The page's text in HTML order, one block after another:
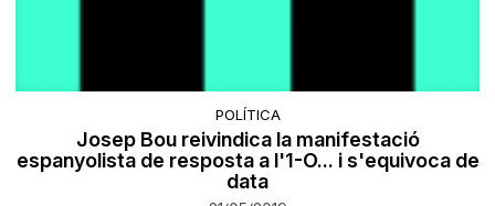
POLÍTICA
Josep Bou reivindica la manifestació
espanyolista de resposta a l'1-O... i s'equivoca de
data